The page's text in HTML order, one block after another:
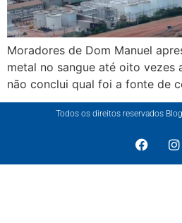
Moradores de Dom Manuel
metal no sangue até oito vezes
não conclui qual foi a fonte de
Todos os direitos reservados